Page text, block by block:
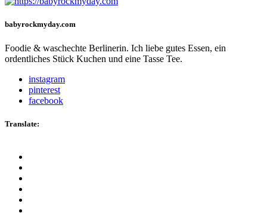
babyrockmyday.com
Foodie & waschechte Berlinerin. Ich liebe gutes Essen, ein
ordentliches Stück Kuchen und eine Tasse Tee.
instagram
pinterest
facebook
Translate: